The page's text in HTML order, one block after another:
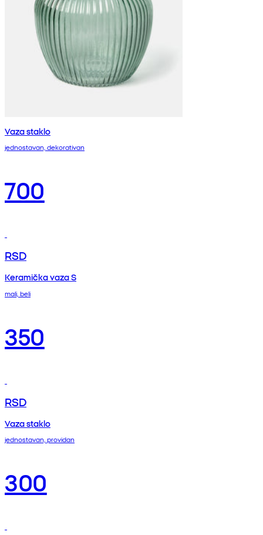
Vaza staklo
jednostavan, dekorativan
700
RSD
Keramička vaza S
mali, beli
350
RSD
Vaza staklo
jednostavan, providan
300